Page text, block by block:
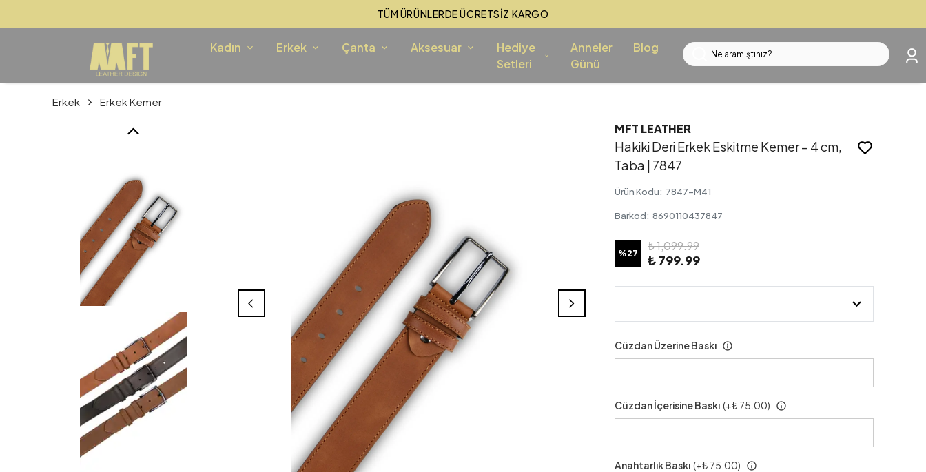
TÜM ÜRÜNLERDE ÜCRETSİZ KARGO
Kadın Erkek Çanta Aksesuar
Hediye
Setleri
Anneler
Günü
Blog
Erkek Erkek Kemer
MFT LEATHER
Hakiki Deri Erkek Eskitme Kemer – 4 cm,
Taba | 7847
Ürün Kodu: 7847-M41
Barkod: 8690110437847
%27
₺ 1,099.99
₺ 799.99
Cüzdan Üzerine Baskı
Cüzdan İçerisine Baskı (+₺ 75.00)
Anahtarlık Baskı (+₺ 75.00)